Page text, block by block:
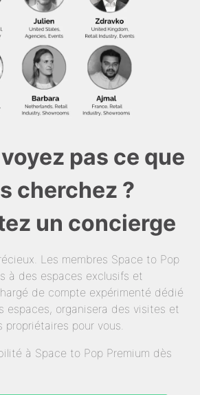
pas ce que
cherchez ?
un concierge
Les membres Space to Pop
à des espaces exclusifs et
de compte expérimenté dédié
espaces, organisera des visites et
propriétaires pour vous.
à Space to Pop Premium dès